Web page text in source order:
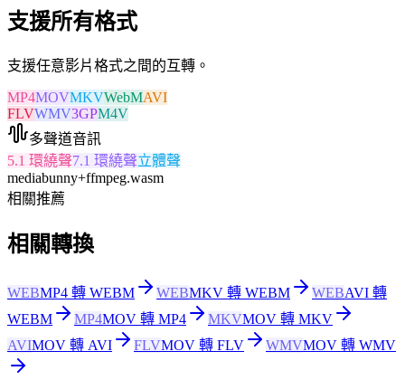
支援所有格式
支援任意影片格式之間的互轉。
MP4MOVMKVWebMAVI
FLVWMV3GPM4V
多聲道音訊
5.1 環繞聲7.1 環繞聲立體聲
mediabunny+ffmpeg.wasm
相關推薦
相關轉換
WEBMP4 轉 WEBM WEBMKV 轉 WEBM WEBAVI 轉
WEBM
MP4MOV 轉 MP4 MKVMOV 轉 MKV
AVIMOV 轉 AVI FLVMOV 轉 FLV WMVMOV 轉 WMV